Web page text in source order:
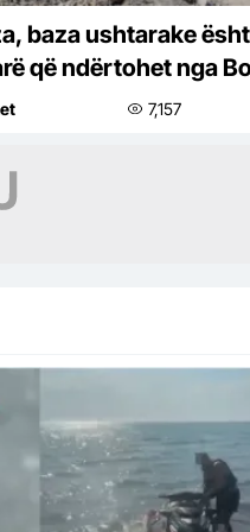
baza ushtarake
që ndërtohet nga
7,157